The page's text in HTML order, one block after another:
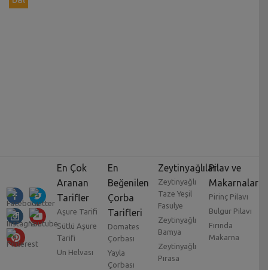
En Çok
Aranan
Tarifler
Aşure Tarifi
Sütlü Aşure
Tarifi
Un Helvası
En
Beğenilen
Çorba
Tarifleri
Domates
Çorbası
Yayla
Çorbası
Zeytinyağlılar
Zeytinyağlı
Taze Yeşil
Fasulye
Zeytinyağlı
Bamya
Zeytinyağlı
Pırasa
Pilav ve
Makarnalar
Pirinç Pilavı
Bulgur Pilavı
Fırında
Makarna